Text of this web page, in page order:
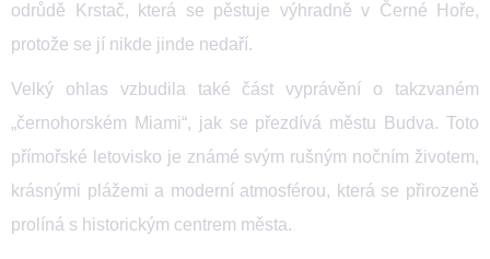
odrůdě Krstač, která se pěstuje výhradně v Černé Hoře,
protože se jí nikde jinde nedaří.
Velký ohlas vzbudila také část vyprávění o takzvaném
„černohorském Miami“, jak se přezdívá městu Budva. Toto
přímořské letovisko je známé svým rušným nočním životem,
krásnými plážemi a moderní atmosférou, která se přirozeně
prolíná s historickým centrem města.